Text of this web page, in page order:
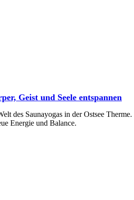
Geist und Seele entspannen
des Saunayogas in der Ostsee
Energie und Balance.